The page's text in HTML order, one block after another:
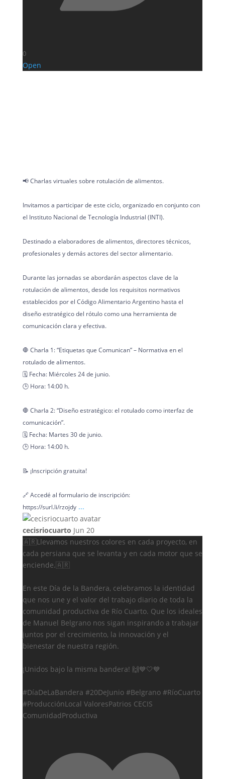
0
Open
📢 Charlas virtuales sobre rotulación de alimentos.
Invitamos a participar de este ciclo, organizado en conjunto con
el Instituto Nacional de Tecnología Industrial (INTI).
Destinado a elaboradores de alimentos, directores técnicos,
profesionales y demás actores del sector alimentario.
Durante las jornadas se abordarán aspectos clave de la
rotulación de alimentos, desde los requisitos normativos
establecidos por el Código Alimentario Argentino hasta el
diseño estratégico del rótulo como una herramienta de
comunicación clara y efectiva.
🛑 Charla 1: “Etiquetas que Comunican” – Normativa en el
rotulado de alimentos.
🗓️ Fecha: Miércoles 24 de junio.
🕒 Hora: 14:00 h.
🛑 Charla 2: “Diseño estratégico: el rotulado como interfaz de
comunicación”.
🗓️ Fecha: Martes 30 de junio.
🕒 Hora: 14:00 h.
📝 ¡Inscripción gratuita!
🔗 Accedé al formulario de inscripción:
https://surl.li/rzojdy ...
cecisriocuarto Jun 20
🇦🇷Llevamos nuestros colores en cada proyecto, en
cada persiana que se levanta y en cada motor que se
enciende.🇦🇷
En este Día de la Bandera, celebramos la identidad
que nos une y el valor del trabajo diario de toda la
comunidad productiva de Río Cuarto. Que los ideales
de Manuel Belgrano nos sigan inspirando a trabajar
juntos por el crecimiento, la innovación y el
bienestar de nuestra región.
¡Unidos bajo la misma bandera! 🙌💙🤍💙
#DíaDeLaBandera #20DeJunio #Belgrano #RíoCuarto
#ProducciónLocal ValoresPatrios CECIS
ComunidadProductiva